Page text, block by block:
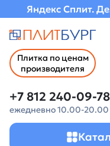
Яндекс Сплит.
Плитка по ценам
производителя
+7 812 240-09-78
ежедневно 10.00-20.00